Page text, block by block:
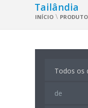
Tailândia
INÍCIO \